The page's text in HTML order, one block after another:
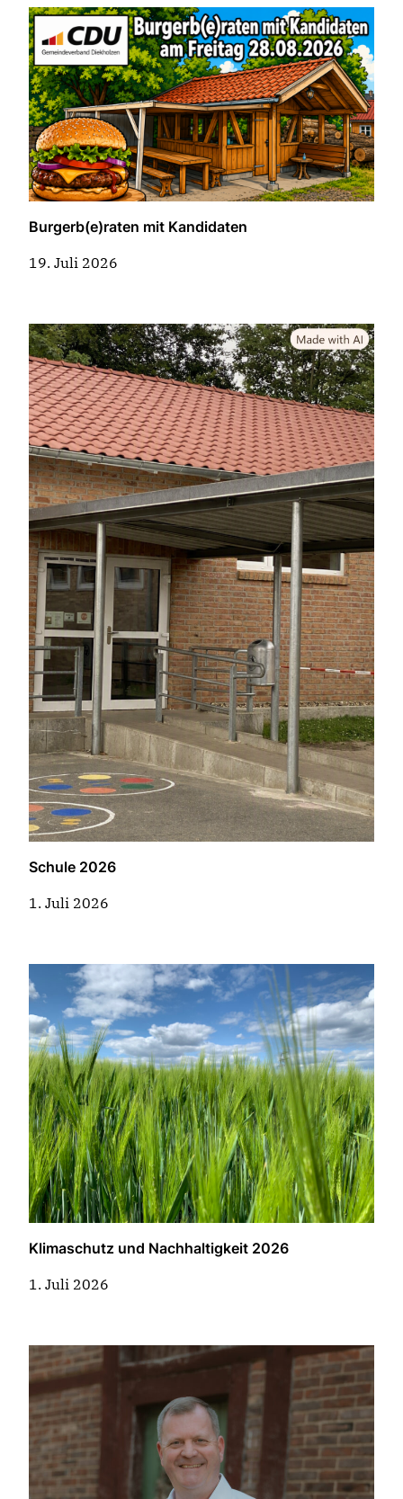
Burgerb(e)raten mit Kandidaten
19. Juli 2026
Schule 2026
1. Juli 2026
Klimaschutz und Nachhaltigkeit 2026
1. Juli 2026